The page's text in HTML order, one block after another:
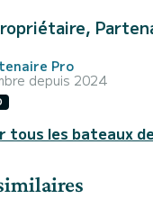
Pro
depuis 2024
tous les bateaux